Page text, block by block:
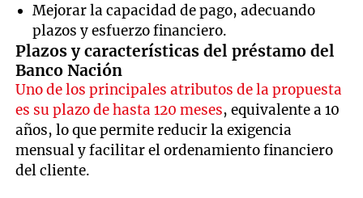
Mejorar la capacidad de pago, adecuando
plazos y esfuerzo financiero.
Plazos y características del préstamo del
Banco Nación
Uno de los principales atributos de la propuesta
es su plazo de hasta 120 meses, equivalente a 10
años, lo que permite reducir la exigencia
mensual y facilitar el ordenamiento financiero
del cliente.